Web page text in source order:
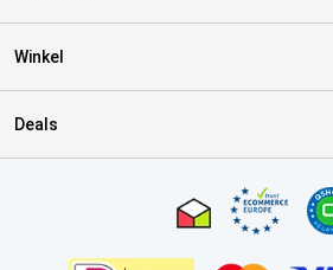
Winkel
Deals